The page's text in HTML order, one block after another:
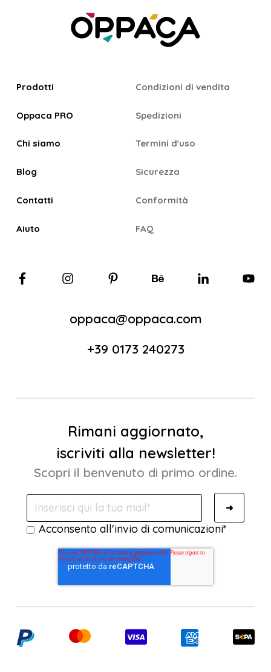
Rimani aggiornato,
iscriviti alla newsletter!
Scopri il benvenuto di primo ordine.
Acconsento all'invio di comunicazioni*
Prodotti
Oppaca PRO
Chi siamo
Blog
Contatti
Aiuto
Condizioni di vendita
Spedizioni
Termini d'uso
Sicurezza
Conformità
FAQ
oppaca@oppaca.com
+39 0173 240273